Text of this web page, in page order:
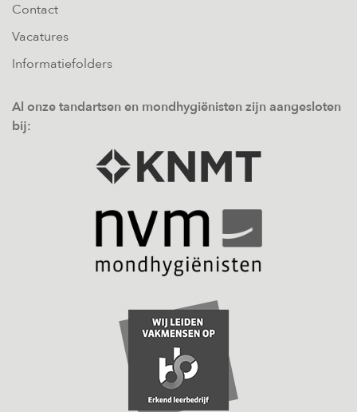
Contact
Vacatures
Informatiefolders
Al onze tandartsen en mondhygiënisten zijn aangesloten
bij: